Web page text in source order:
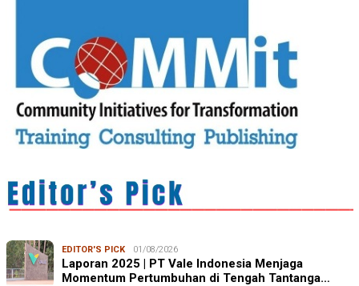
EDITOR'S PICK 01/08/2026
Laporan 2025 | PT Vale Indonesia Menjaga
Momentum Pertumbuhan di Tengah Tantanga…